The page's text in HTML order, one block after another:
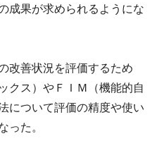
成果が求められるようにな
改善状況を評価するため
クス）やＦＩＭ（機能的自
について評価の精度や使い
った。